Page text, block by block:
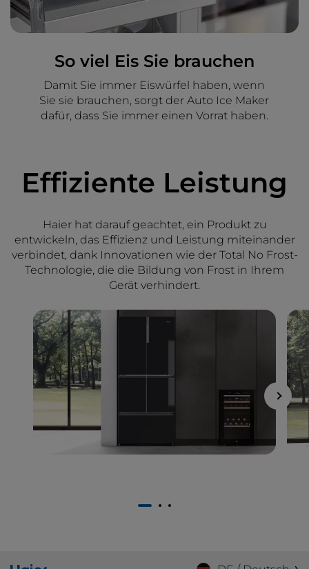
So viel Eis Sie brauchen
Damit Sie immer Eiswürfel haben, wenn
Sie sie brauchen, sorgt der Auto Ice Maker
dafür, dass Sie immer einen Vorrat haben.
Effiziente Leistung
Haier hat darauf geachtet, ein Produkt zu
entwickeln, das Effizienz und Leistung miteinander
verbindet, dank Innovationen wie der Total No Frost-
Technologie, die die Bildung von Frost in Ihrem
Gerät verhindert.
1 2 3